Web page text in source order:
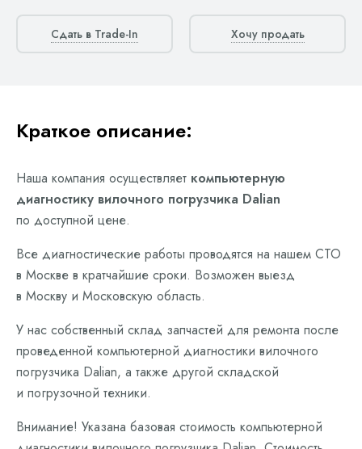
Сдать в Trade-In Хочу продать
Краткое описание:
Наша компания осуществляет компьютерную
диагностику вилочного погрузчика Dalian
по доступной цене.
Все диагностические работы проводятся на нашем СТО
в Москве в кратчайшие сроки. Возможен выезд
в Москву и Московскую область.
У нас собственный склад запчастей для ремонта после
проведенной компьютерной диагностики вилочного
погрузчика Dalian, а также другой складской
и погрузочной техники.
Внимание! Указана базовая стоимость компьютерной